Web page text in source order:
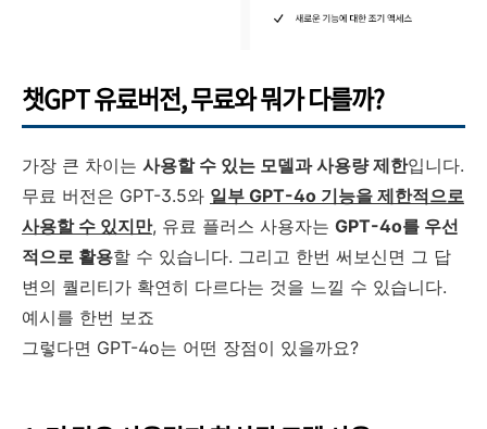
챗GPT 유료버전, 무료와 뭐가 다를까?
가장 큰 차이는 사용할 수 있는 모델과 사용량 제한입니다.
무료 버전은 GPT-3.5와 일부 GPT-4o 기능을 제한적으로
사용할 수 있지만, 유료 플러스 사용자는 GPT-4o를 우선
적으로 활용할 수 있습니다. 그리고 한번 써보신면 그 답
변의 퀄리티가 확연히 다르다는 것을 느낄 수 있습니다.
예시를 한번 보죠
그렇다면 GPT-4o는 어떤 장점이 있을까요?